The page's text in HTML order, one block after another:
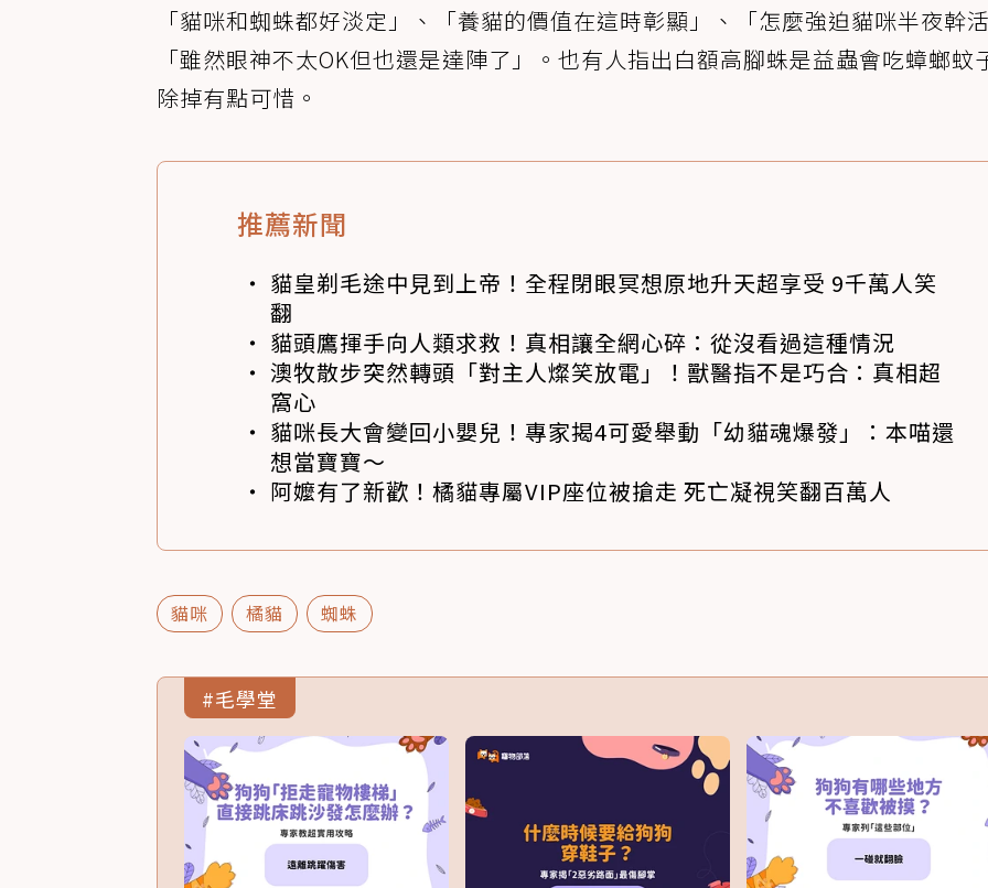
「貓咪和蜘蛛都好淡定」、「養貓的價值在這時彰顯」、「怎麼強迫貓咪半夜幹
「雖然眼神不太OK但也還是達陣了」。也有人指出白額高腳蛛是益蟲會吃蟑螂蚊
除掉有點可惜。
推薦新聞
貓皇剃毛途中見到上帝！全程閉眼冥想原地升天超享受 9千萬人笑
翻
貓頭鷹揮手向人類求救！真相讓全網心碎：從沒看過這種情況
澳牧散步突然轉頭「對主人燦笑放電」！獸醫指不是巧合：真相超
窩心
貓咪長大會變回小嬰兒！專家揭4可愛舉動「幼貓魂爆發」：本喵還
想當寶寶～
阿嬤有了新歡！橘貓專屬VIP座位被搶走 死亡凝視笑翻百萬人
貓咪 橘貓 蜘蛛
#毛學堂